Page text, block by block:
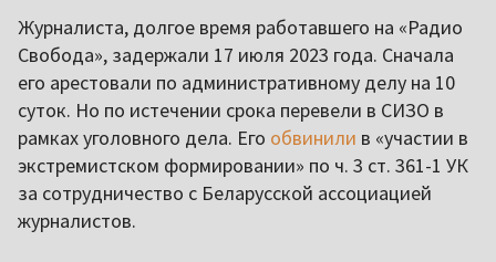
Журналиста, долгое время работавшего на «Радио
Свобода», задержали 17 июля 2023 года. Сначала
его арестовали по административному делу на 10
суток. Но по истечении срока перевели в СИЗО в
рамках уголовного дела. Его обвинили в «участии в
экстремистском формировании» по ч. 3 ст. 361-1 УК
за сотрудничество с Беларусской ассоциацией
журналистов.